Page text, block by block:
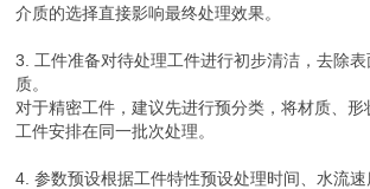
介质的选择直接影响最终处理效果。
3. 工件准备对待处理工件进行初步清洁，去除
质。
对于精密工件，建议先进行预分类，将材质、形
工件安排在同一批次处理。
4. 参数预设根据工件特性预设处理时间、水流